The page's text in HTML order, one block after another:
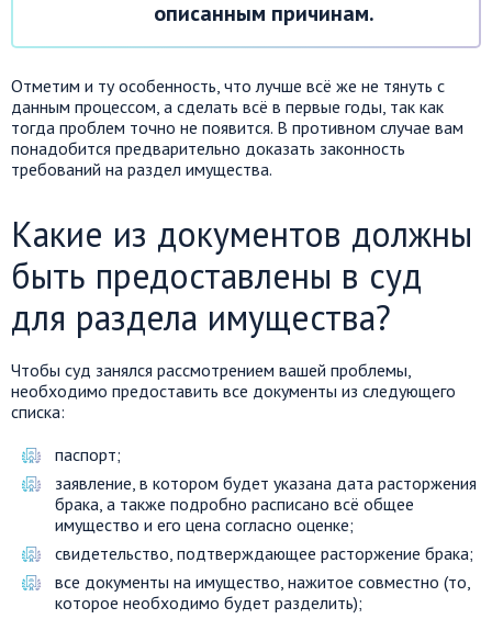
описанным причинам.
Отметим и ту особенность, что лучше всё же не тянуть с
данным процессом, а сделать всё в первые годы, так как
тогда проблем точно не появится. В противном случае вам
понадобится предварительно доказать законность
требований на раздел имущества.
Какие из документов должны
быть предоставлены в суд
для раздела имущества?
Чтобы суд занялся рассмотрением вашей проблемы,
необходимо предоставить все документы из следующего
списка:
паспорт;
заявление, в котором будет указана дата расторжения
брака, а также подробно расписано всё общее
имущество и его цена согласно оценке;
свидетельство, подтверждающее расторжение брака;
все документы на имущество, нажитое совместно (то,
которое необходимо будет разделить);